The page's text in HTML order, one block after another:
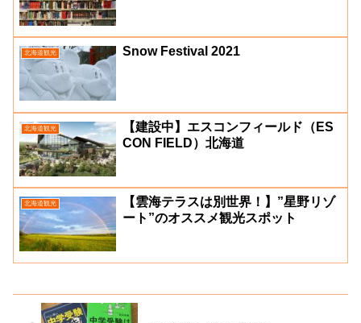
北海道観光 Snow Festival 2021
北海道観光
【建設中】エスコンフィールド（ES
CON FIELD）北海道
北海道観光
【雲海テラスは別世界！】”星野リゾ
ート”のオススメ観光スポット